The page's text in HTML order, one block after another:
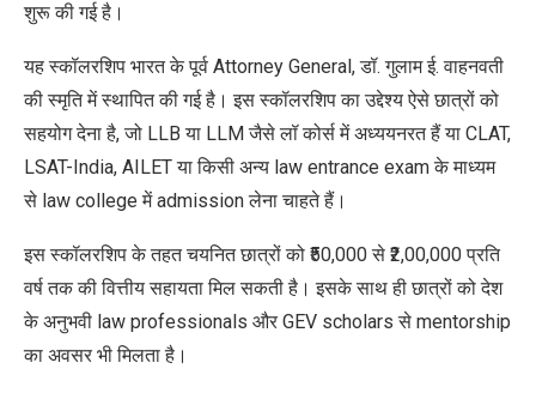
शुरू की गई है।
यह स्कॉलरशिप भारत के पूर्व Attorney General, डॉ. गुलाम ई. वाहनवती
की स्मृति में स्थापित की गई है। इस स्कॉलरशिप का उद्देश्य ऐसे छात्रों को
सहयोग देना है, जो LLB या LLM जैसे लॉ कोर्स मेंअध्ययनरतहैं या CLAT,
LSAT-India, AILET या किसी अन्य law entrance exam के माध्यम
से law college में admission लेना चाहते हैं।
इस स्कॉलरशिप के तहत चयनित छात्रों को ₹50,000 से ₹2,00,000 प्रति
वर्ष तक की वित्तीय सहायता मिल सकती है। इसके साथ ही छात्रों को देश
के अनुभवी law professionals और GEV scholars से mentorship
का अवसर भी मिलता है।